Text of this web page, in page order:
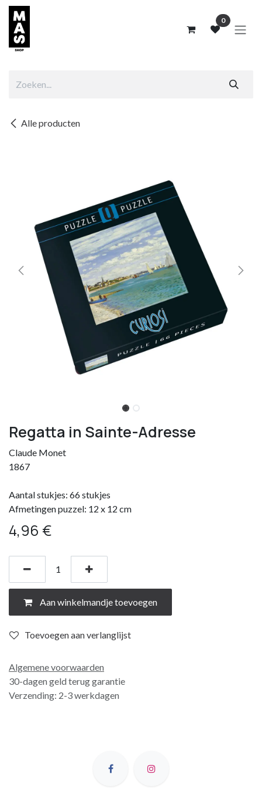
Overslaan naar inhoud
0
Alle producten
Regatta in Sainte-Adresse
Claude Monet
1867
Aantal stukjes: 66 stukjes
Afmetingen puzzel: 12 x 12 cm
4,96 €
Aan winkelmandje toevoegen
Toevoegen aan verlanglijst
Algemene voorwaarden
30-dagen geld terug garantie
Verzending: 2-3 werkdagen